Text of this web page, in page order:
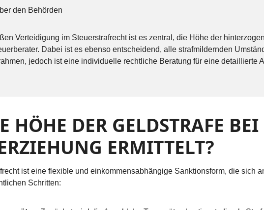
den Behörden
Verteidigung im Steuerstrafrecht ist es zentral, die Höhe der
Dabei ist es ebenso entscheidend, alle strafmildernden
jedoch ist eine individuelle rechtliche Beratung für eine detaillierte
HÖHE DER GELDSTRAFE
ERMITTELT?
ist eine flexible und einkommensabhängige Sanktionsform, die sich
Schritten: